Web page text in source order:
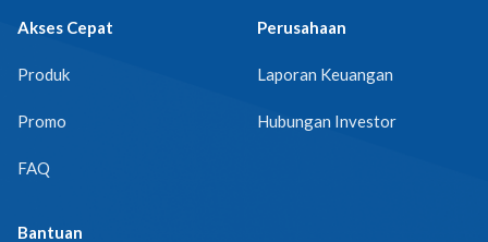
Akses Cepat
Produk
Promo
FAQ
Perusahaan
Laporan Keuangan
Hubungan Investor
Bantuan